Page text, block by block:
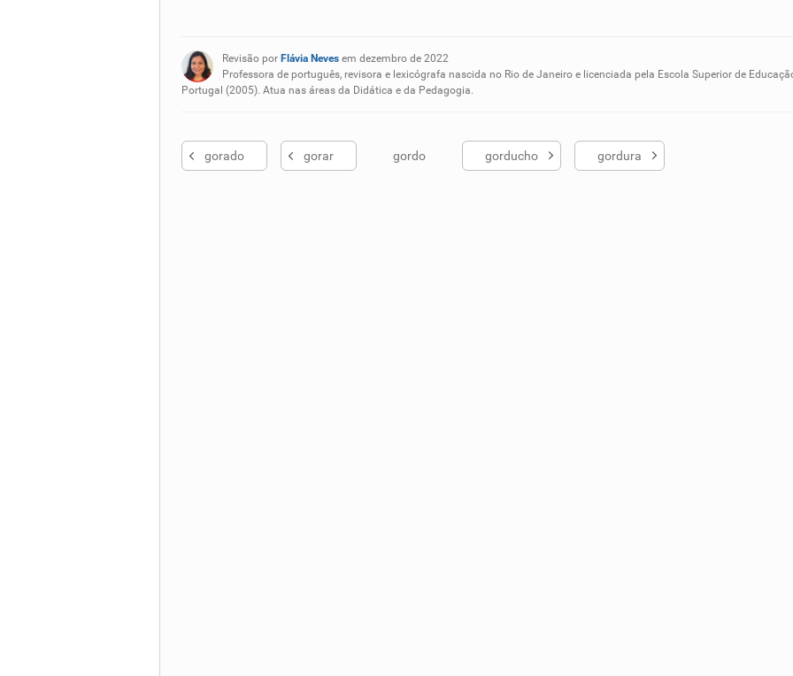
Nenhum dos sinônimos apresentados me ajudou
Revisão por Flávia Nevesem dezembro de 2022
Professora de português, revisora e lexicógrafa nascida no Rio de Janeiro e licenciada pela Escola Superior de
Portugal (2005). Atua nas áreas da Didática e da Pedagogia.
gorado gorar gordo gorducho gordura